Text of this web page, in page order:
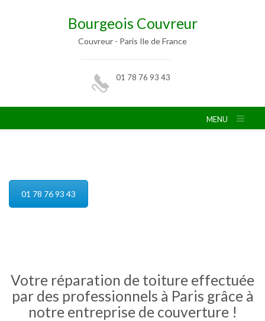
Bourgeois Couvreur
Couvreur - Paris Ile de France
01 78 76 93 43
MENU
01 78 76 93 43
Votre réparation de toiture effectuée
par des professionnels à Paris grâce à
notre entreprise de couverture !